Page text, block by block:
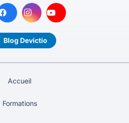
Blog Devictio
Accueil
Formations